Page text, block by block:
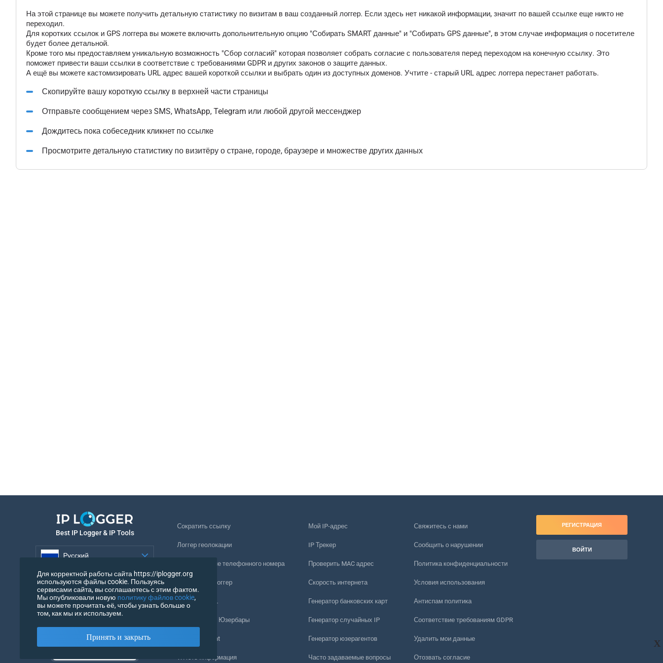
На этой странице вы можете получить детальную статистику по визитам в ваш созданный логгер. Если здесь нет никакой информации, значит по вашей ссылке еще никто не
переходил.
Для коротких ссылок и GPS логгера вы можете включить допольнительную опцию "Собирать SMART данные" и "Собирать GPS данные", в этом случае информация о посетителе
будет более детальной.
Кроме того мы предоставляем уникальную возможность "Сбор согласий" которая позволяет собрать согласие с пользователя перед переходом на конечную ссылку. Это
поможет привести ваши ссылки в соответствие с требованиями GDPR и других законов о защите данных.
А ещё вы можете кастомизировать URL адрес вашей короткой ссылки и выбрать один из доступных доменов. Учтите - старый URL адрес логгера перестанет работать.
Скопируйте вашу короткую ссылку в верхней части страницы
Отправьте сообщением через SMS, WhatsApp, Telegram или любой другой мессенджер
Дождитесь пока собеседник кликнет по ссылке
Просмотрите детальную статистику по визитёру о стране, городе, браузере и множестве других данных
X
Best IP Logger & IP Tools
Русский
Русский
Сократить ссылку
Логгер геолокации
Отслеживание телефонного номера
Невидимый логгер
Проверка URL
IP Счетчики и Юзербары
Мой UserAgent
WHOIS информация
Мой IP-адрес
IP Трекер
Проверить MAC адрес
Скорость интернета
Генератор банковских карт
Генератор случайных IP
Генератор юзерагентов
Часто задаваемые вопросы
Свяжитесь с нами
Сообщить о нарушении
Политика конфиденциальности
Условия использования
Антиспам политика
Соответствие требованиям GDPR
Удалить мои данные
Отозвать согласие
РЕГИСТРАЦИЯ
ВОЙТИ
Для корректной работы сайта https://iplogger.org
используются файлы cookie. Пользуясь
сервисами сайта, вы соглашаетесь с этим фактом.
Мы опубликовали новую политику файлов cookie,
вы можете прочитать её, чтобы узнать больше о
том, как мы их используем.
Принять и закрыть